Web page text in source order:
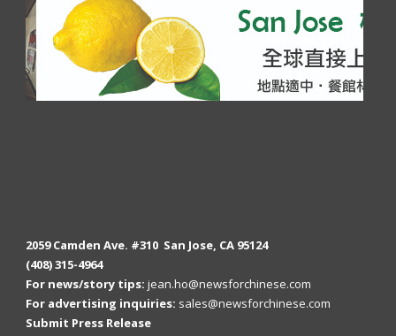
2059 Camden Ave. #310 San Jose, CA 95124
(408) 315-4964
For news/story tips: jean.ho@newsforchinese.com
For advertising inquiries: sales@newsforchinese.com
Submit Press Release